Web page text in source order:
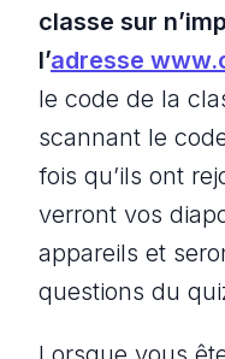
classe sur
l’adresse
le code de la
scannant le
fois qu’ils ont
verront vos
appareils et
questions du